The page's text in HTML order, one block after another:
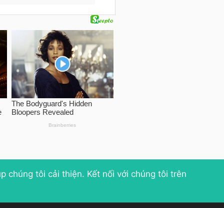
chúng tôi cải thiện. Kết nối với chúng tôi trên